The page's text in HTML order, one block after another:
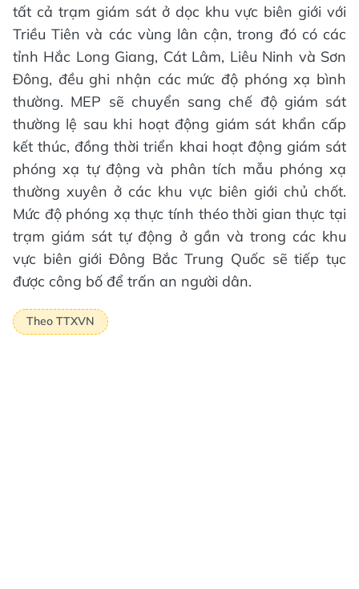
tất cả trạm giám sát ở dọc khu vực biên giới với
Triều Tiên và các vùng lân cận, trong đó có các
tỉnh Hắc Long Giang, Cát Lâm, Liêu Ninh và Sơn
Đông, đều ghi nhận các mức độ phóng xạ bình
thường. MEP sẽ chuyển sang chế độ giám sát
thường lệ sau khi hoạt động giám sát khẩn cấp
kết thúc, đồng thời triển khai hoạt động giám sát
phóng xạ tự động và phân tích mẫu phóng xạ
thường xuyên ở các khu vực biên giới chủ chốt.
Mức độ phóng xạ thực tính théo thời gian thực tại
trạm giám sát tự động ở gần và trong các khu
vực biên giới Đông Bắc Trung Quốc sẽ tiếp tục
được công bố để trấn an người dân.
Theo TTXVN